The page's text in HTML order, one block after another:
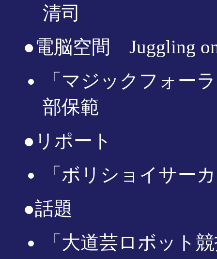
清司
●電脳空間 Juggling on
「マジックフォー
部保範
●リポート
「ボリショイサー
●話題
「大道芸ロボット